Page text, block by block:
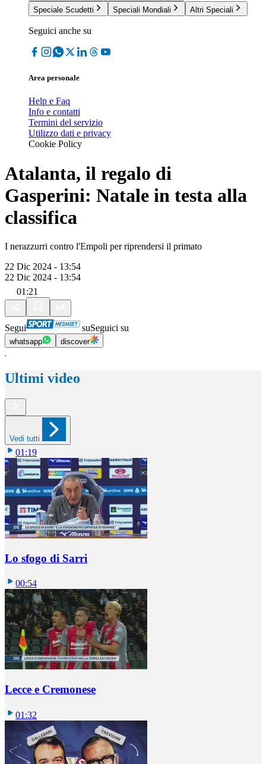
Speciale Scudetti
Speciali Mondiali Altri Speciali
Seguici anche su
Area personale
Help e Faq
Info e contatti
Termini del servizio
Utilizzo dati e privacy
Cookie Policy
Atalanta, il regalo di
Gasperini: Natale in testa alla
classifica
I nerazzurri contro l'Empoli per riprendersi il primato
22 Dic 2024 - 13:54
22 Dic 2024 - 13:54
01:21
Segui suSeguici su
whatsapp discover
Ultimi video
Vedi tutti
01:19
Lo sfogo di Sarri
00:54
Lecce e Cremonese
01:32